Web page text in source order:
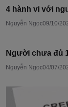
4 hành vi với
Nguyễn Ngọc09/10/
Người chưa đủ
Nguyễn Ngọc04/07/